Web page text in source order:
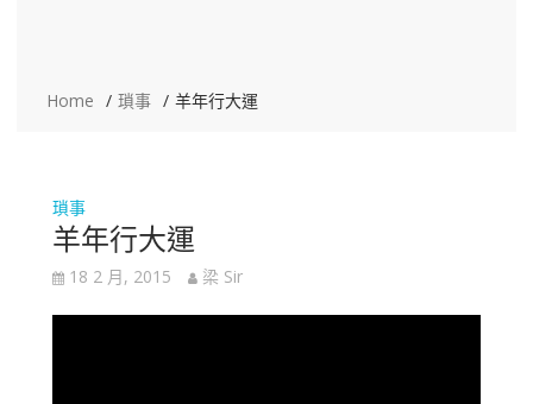
Home 瑣事 羊年行大運
瑣事
羊年行大運
18 2 月, 2015 梁 Sir